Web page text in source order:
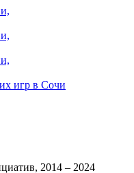
игр в Сочи
2014 – 2024